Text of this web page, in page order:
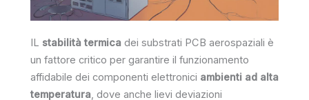
IL stabilità termica dei substrati PCB aerospaziali è
un fattore critico per garantire il funzionamento
affidabile dei componenti elettronici ambienti ad alta
temperatura, dove anche lievi deviazioni